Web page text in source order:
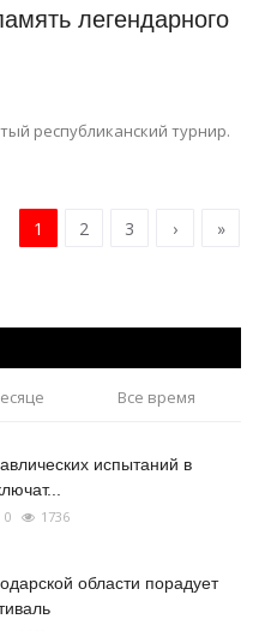
легендарного
республиканский турнир.
1 2 3 › »
Все время
испытаний в
0 1736
области порадует